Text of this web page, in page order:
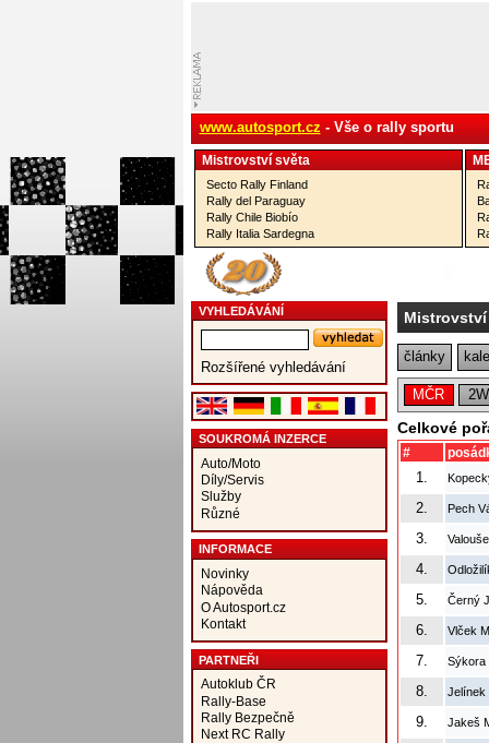
www.autosport.cz - Vše o rally sportu
Mistrovství­ světa
Secto Rally Finland
Rally del Paraguay
Rally Chile Biobío
Rally Italia Sardegna
VYHLEDÁVÁNÍ
Rozšířené vyhledávání
SOUKROMÁ INZERCE
Auto/Moto
Díly/Servis
Služby
Různé
INFORMACE
Novinky
Nápověda
O Autosport.cz
Kontakt
PARTNEŘI
Autoklub ČR
Rally-Base
Rally Bezpečně
Next RC Rally
Mistrovství
články
MČR
Celkové
#
1.
2.
Pech
3.
4.
5.
Černý
6.
Vlček
7.
Sýkora
8.
Jelínek
9.
Jakeš